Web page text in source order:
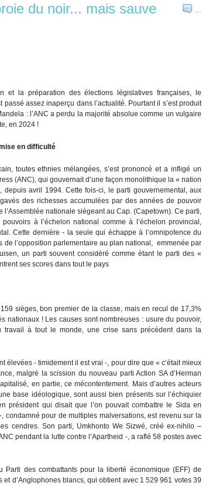
…
du noir... mais sauve
et la préparation des élections législatives françaises, le
assez inaperçu dans l’actualité. Pourtant il s’est produit
: l’ANC a perdu la majorité absolue comme un vulgaire
en 2024 !
en difficulté
toutes ethnies mélangées, s’est prononcé et a infligé un
(ANC), qui gouvernait d’une façon monolithique la « nation
avril 1994. Cette fois-ci, le parti gouvernemental, aux
des richesses accumulées par des années de pouvoir
nationale siégeant au Cap. (Capetown). Ce parti,
à l’échelon national comme à l’échelon provincial,
Cette dernière - la seule qui échappe à l’omnipotence du
de l’opposition parlementaire au plan national, emmenée par
un parti souvent considéré comme étant le parti des «
ses scores dans tout le pays
sièges, bon premier de la classe, mais en recul de 17,3%
nationaux ! Les causes sont nombreuses : usure du pouvoir,
à tout le monde, une crise sans précédent dans la
élevées - timidement il est vrai -, pour dire que « c’était mieux
malgré la scission du nouveau parti Action SA d’Herman
en partie, ce mécontentement. Mais d’autres acteurs
base idéologique, sont aussi bien présents sur l’échiquier
président qui disait que l’on pouvait combattre le Sida en
condamné pour de multiples malversations, est revenu sur la
cendres. Son parti, Umkhonto We Sizwé, créé ex-nihilo –
pendant la lutte contre l’Apartheid -, a raflé 58 postes avec
Parti des combattants pour la liberté économique (EFF) de
d’Anglophones blancs, qui obtient avec 1 529 961 votes 39